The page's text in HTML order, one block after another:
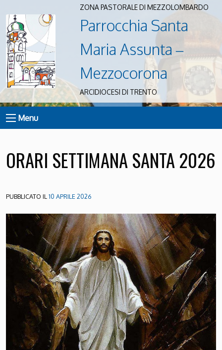
ZONA PASTORALE DI MEZZOLOMBARDO
Parrocchia Santa
Maria Assunta –
Mezzocorona
ARCIDIOCESI DI TRENTO
Menu
ORARI SETTIMANA SANTA 2026
PUBBLICATO IL10 APRILE 2026